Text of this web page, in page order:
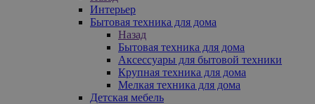
Интерьер
Бытовая техника для дома
Назад
Бытовая техника для дома
Аксессуары для бытовой техники
Крупная техника для дома
Мелкая техника для дома
Детская мебель